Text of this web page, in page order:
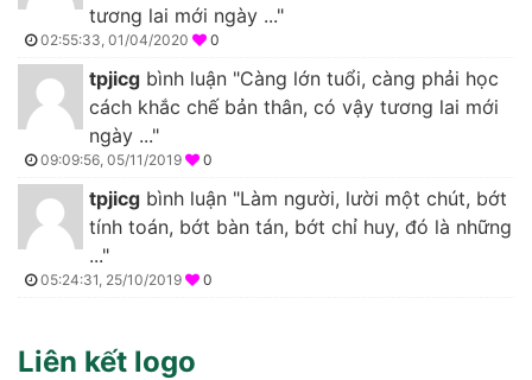
tương lai mới ngày ..."
02:55:33, 01/04/2020 0
tpjicg bình luận "Càng lớn tuổi, càng phải học
cách khắc chế bản thân, có vậy tương lai mới
ngày ..."
09:09:56, 05/11/2019 0
tpjicg bình luận "Làm người, lười một chút, bớt
tính toán, bớt bàn tán, bớt chỉ huy, đó là những
..."
05:24:31, 25/10/2019 0
Liên kết logo